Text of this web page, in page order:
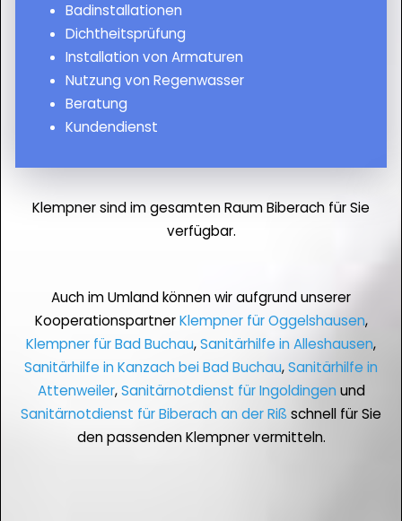
Badinstallationen
Dichtheitsprüfung
Installation von Armaturen
Nutzung von Regenwasser
Beratung
Kundendienst
Klempner sind im gesamten Raum Biberach für Sie
verfügbar.
Auch im Umland können wir aufgrund unserer
KooperationspartnerKlempner für Oggelshausen,
Klempner für Bad Buchau,Sanitärhilfe in Alleshausen,
Sanitärhilfe in Kanzach bei Bad Buchau,Sanitärhilfe in
Attenweiler,Sanitärnotdienst für Ingoldingen und
Sanitärnotdienst für Biberach an der Riß schnell für Sie
den passenden Klempner vermitteln.